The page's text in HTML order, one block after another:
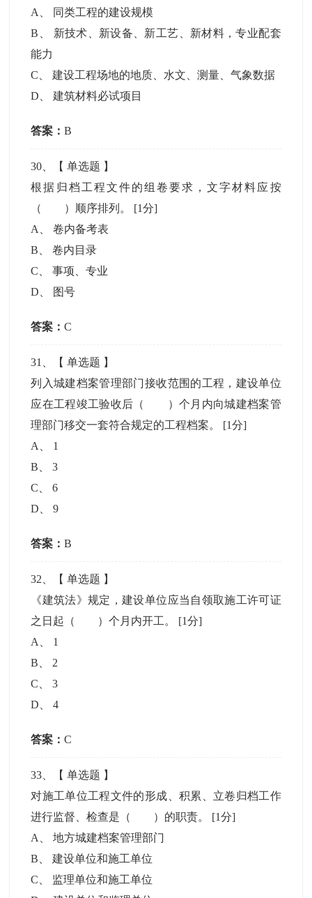
A
同类工程的建设规模
B
新技术、新设备、新工艺、新材料，专业配套
能力
C 、建设工程场地的地质、水文、测量、气象数据
D 、建筑材料必试项目
答案：B
30 、【单选题 】
根据归档工程文件的组卷要求，文字材料应按
（ ）顺序排列。 [1分]
A
、卷内备考表
B 、卷内目录
C 、事项、专业
D
图号
答案：C
31 、【单选题 】
列入城建档案管理部门接收范围的工程，建设单位
应在工程竣工验收后（ ）个月内向城建档案管
理部门移交一套符合规定的工程档案。 [1分]
A
1
B 、3
C 、6
D 、9
答案：B
32 、【单选题 】
《建筑法》规定，建设单位应当自领取施工许可证
之日起（ ）个月内开工。 [1分]
A
1
B
2
C 、3
D 、4
答案：C
33 、【单选题 】
对施工单位工程文件的形成、积累、立卷归档工作
进行监督、检查是（ ）的职责。 [1分]
A
、地方城建档案管理部门
B 、建设单位和施工单位
C
监理单位和施工单位